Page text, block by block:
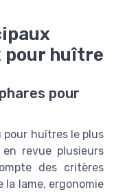
pour huître
pour
pour huîtres le plus
revue plusieurs
des critères
la lame, ergonomie